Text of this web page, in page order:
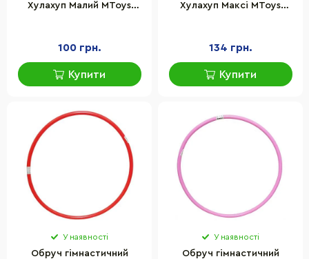
Хулахуп Малий MToys
100 грн.
Купити
Хулахуп Максі MToys
134 грн.
Купити
У наявності
Обруч гімнастичний
У наявності
Обруч гімнастичний